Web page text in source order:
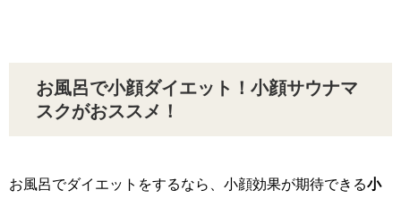
お風呂で小顔ダイエット！小顔サウナマ
スクがおススメ！
お風呂でダイエットをするなら、小顔効果が期待できる小